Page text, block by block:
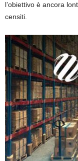
l’obiettivo è ancora
censiti.